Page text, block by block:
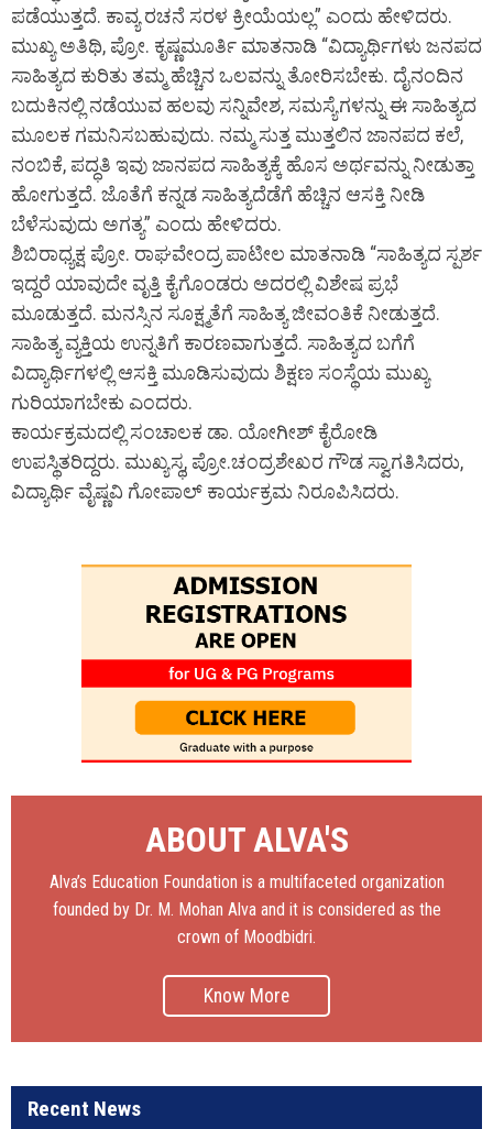
ಪಡೆಯುತ್ತದೆ. ಕಾವ್ಯ ರಚನೆ ಸರಳ ಕ್ರೀಯೆಯಲ್ಲ” ಎಂದು ಹೇಳಿದರು.
ಮುಖ್ಯ ಅತಿಥಿ, ಪ್ರೋ. ಕೃಷ್ಣಮೂರ್ತಿ ಮಾತನಾಡಿ “ವಿದ್ಯಾರ್ಥಿಗಳು ಜನಪದ
ಸಾಹಿತ್ಯದ ಕುರಿತು ತಮ್ಮ ಹೆಚ್ಚಿನ ಒಲವನ್ನು ತೋರಿಸಬೇಕು. ದೈನಂದಿನ
ಬದುಕಿನಲ್ಲಿ ನಡೆಯುವ ಹಲವು ಸನ್ನಿವೇಶ, ಸಮಸ್ಯೆಗಳನ್ನು ಈ ಸಾಹಿತ್ಯದ
ಮೂಲಕ ಗಮನಿಸಬಹುವುದು. ನಮ್ಮ ಸುತ್ತ ಮುತ್ತಲಿನ ಜಾನಪದ ಕಲೆ,
ನಂಬಿಕೆ, ಪದ್ಧತಿ ಇವು ಜಾನಪದ ಸಾಹಿತ್ಯಕ್ಕೆ ಹೊಸ ಅರ್ಥವನ್ನು ನೀಡುತ್ತಾ
ಹೋಗುತ್ತದೆ. ಜೊತೆಗೆ ಕನ್ನಡ ಸಾಹಿತ್ಯದೆಡೆಗೆ ಹೆಚ್ಚಿನ ಆಸಕ್ತಿ ನೀಡಿ
ಬೆಳೆಸುವುದು ಅಗತ್ಯ” ಎಂದು ಹೇಳಿದರು.
ಶಿಬಿರಾಧ್ಯಕ್ಷ ಪ್ರೋ. ರಾಘವೇಂದ್ರ ಪಾಟೀಲ ಮಾತನಾಡಿ “ಸಾಹಿತ್ಯದ ಸ್ಪರ್ಶ
ಇದ್ದರೆ ಯಾವುದೇ ವೃತ್ತಿ ಕೈಗೊಂಡರು ಅದರಲ್ಲಿ ವಿಶೇಷ ಪ್ರಭೆ
ಮೂಡುತ್ತದೆ. ಮನಸ್ಸಿನ ಸೂಕ್ಷ್ಮತೆಗೆ ಸಾಹಿತ್ಯ ಜೀವಂತಿಕೆ ನೀಡುತ್ತದೆ.
ಸಾಹಿತ್ಯ ವ್ಯಕ್ತಿಯ ಉನ್ನತಿಗೆ ಕಾರಣವಾಗುತ್ತದೆ. ಸಾಹಿತ್ಯದ ಬಗೆಗೆ
ವಿದ್ಯಾರ್ಥಿಗಳಲ್ಲಿ ಆಸಕ್ತಿ ಮೂಡಿಸುವುದು ಶಿಕ್ಷಣ ಸಂಸ್ಥೆಯ ಮುಖ್ಯ
ಗುರಿಯಾಗಬೇಕು ಎಂದರು.
ಕಾರ್ಯಕ್ರಮದಲ್ಲಿ ಸಂಚಾಲಕ ಡಾ. ಯೋಗೀಶ್ ಕೈರೋಡಿ
ಉಪಸ್ಥಿತರಿದ್ದರು. ಮುಖ್ಯಸ್ಥ, ಪ್ರೋ.ಚಂದ್ರಶೇಖರ ಗೌಡ ಸ್ವಾಗತಿಸಿದರು,
ವಿದ್ಯಾರ್ಥಿ ವೈಷ್ಣವಿ ಗೋಪಾಲ್ ಕಾರ್ಯಕ್ರಮ ನಿರೂಪಿಸಿದರು.
ABOUT ALVA'S
Alva’s Education Foundation is a multifaceted organization
founded by Dr. M. Mohan Alva and it is considered as the
crown of Moodbidri.
Know More
Recent News